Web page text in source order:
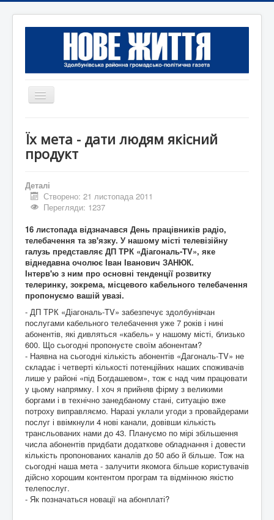
Перемикач
Редакція
Коротко
Оголошення
Їх мета - дати людям якісний
продукт
Деталі
Створено: 21 листопада 2011
Перегляди: 1237
16 листопада відзначався День працівників радіо,
телебачення та зв'язку. У нашому місті телевізійну
галузь представляє ДП ТРК «Діагональ-TV», яке
віднедавна очолює Іван Іванович ЗАНЮК.
Інтерв'ю з ним про основні тенденції розвитку
телеринку, зокрема, місцевого кабельного телебачення
пропонуємо вашій увазі.
- ДП ТРК «Діагональ-TV» забезпечує здолбунівчан
послугами кабельного телебачення уже 7 років і нині
абонентів, які дивляться «кабель» у нашому місті, близько
600. Що сьогодні пропонуєте своїм абонентам?
- Наявна на сьогодні кількість абонентів «Дагональ-TV» не
складає і четверті кількості потенційних наших споживачів
лише у районі «під Богдашевом», тож є над чим працювати
у цьому напрямку. І хоч я прийняв фірму з великими
боргами і в технічно занедбаному стані, ситуацію вже
потроху виправляємо. Наразі уклали угоди з провайдерами
послуг і ввімкнули 4 нові канали, довівши кількість
трансльованих нами до 43. Плануємо по мірі збільшення
числа абонентів придбати додаткове обладнання і довести
кількість пропонованих каналів до 50 або й більше. Тож на
сьогодні наша мета - залучити якомога більше користувачів
дійсно хорошим контентом програм та відмінною якістю
телепослуг.
- Як позначаться новації на абонплаті?